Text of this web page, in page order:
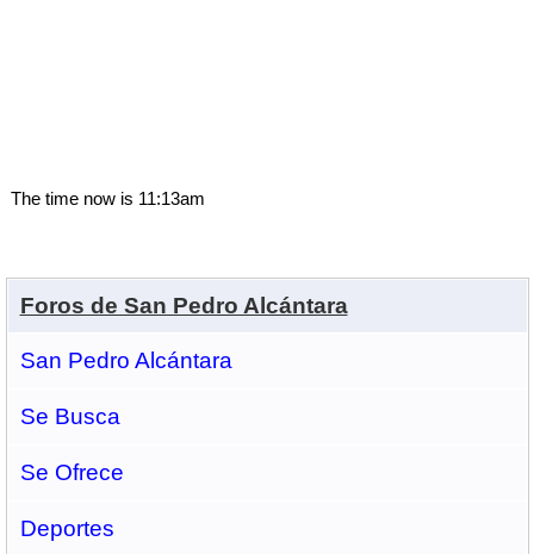
The time now is 11:13am
Foros de San Pedro Alcántara
San Pedro Alcántara
Se Busca
Se Ofrece
Deportes